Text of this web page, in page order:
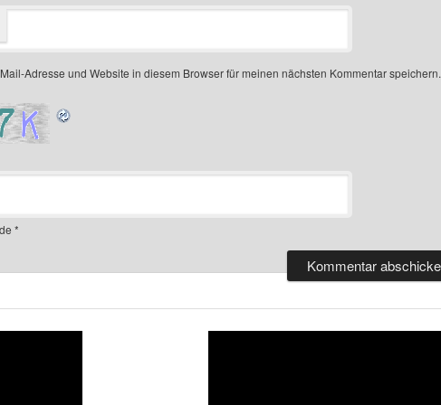
Adresse und Website in diesem Browser für meinen nächsten Kommentar speichern.
*